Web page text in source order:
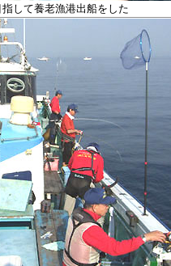
して養老漁港出船をした